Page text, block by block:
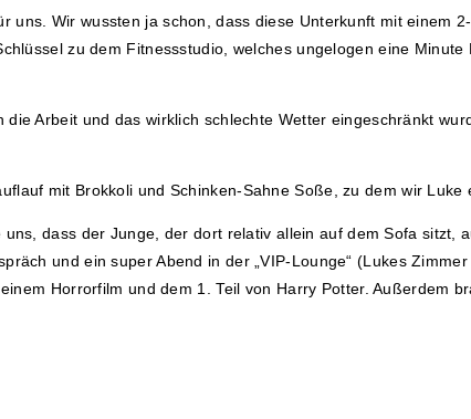
uns. Wir wussten ja schon, dass diese Unterkunft mit einem
zu dem Fitnessstudio, welches ungelogen eine
Arbeit und das wirklich schlechte Wetter eingeschränkt
mit Brokkoli und Schinken-Sahne Soße, zu dem wir Luke
dass der Junge, der dort relativ allein auf dem Sofa sitzt,
und ein super Abend in der „VIP-Lounge“ (Lukes
Horrorfilm und dem 1. Teil von Harry Potter. Außerdem